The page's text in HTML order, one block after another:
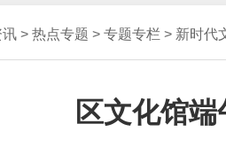
讯 > 热点专题 > 专题专栏 > 新时代
区文化馆